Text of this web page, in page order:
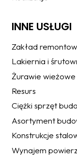
INNE USŁUGI
Zakład
Lakiernia i
Żurawie wieżowe
Resurs
Ciężki sprzęt
Asortyment
Konstrukcje
Wynajem